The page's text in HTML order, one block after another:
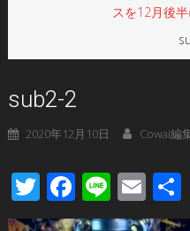
スを12月後
sub2-2
2020年12月10日 Cowai編
Twitter
Facebook
Line